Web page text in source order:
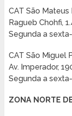
CAT São Mateus II
Ragueb Chohfi,
Segunda a
CAT São Miguel
Av. Imperador,
Segunda a
ZONA NORTE